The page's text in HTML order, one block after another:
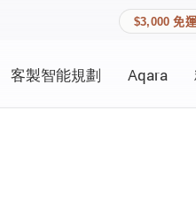
$3,000 免運
客製智能規劃 Aqara